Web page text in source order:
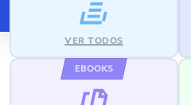
VER TODOS
EBOOKS